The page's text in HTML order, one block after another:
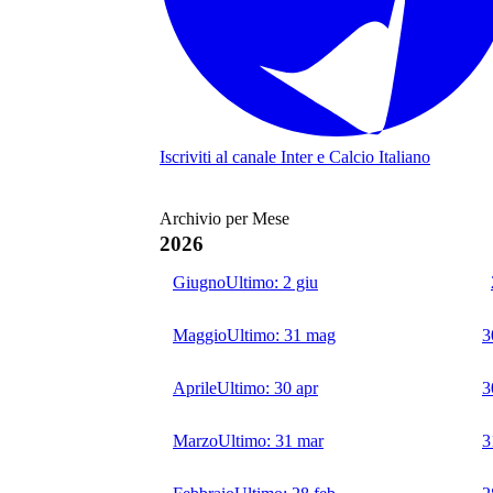
Iscriviti al canale Inter e Calcio Italiano
Archivio per Mese
2026
GiugnoUltimo: 2 giu
MaggioUltimo: 31 mag
AprileUltimo: 30 apr
MarzoUltimo: 31 mar